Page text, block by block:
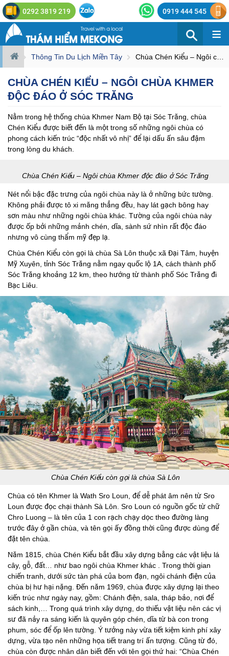
0292 3819 219 0919 444 545
≡
Thông Tin Du Lịch Miền Tây Chùa Chén Kiểu – Ngôi chùa Khmer độc đáo ở Sóc Trăng
CHÙA CHÉN KIỂU – NGÔI CHÙA KHMER
ĐỘC ĐÁO Ở SÓC TRĂNG
Nằm trong hệ thống chùa Khmer Nam Bộ tại Sóc Trăng, chùa
Chén Kiểu được biết đến là một trong số những ngôi chùa có
phong cách kiến trúc “độc nhất vô nhị” để lại dấu ấn sâu đậm
trong lòng du khách.
Chùa Chén Kiểu – Ngôi chùa Khmer độc đáo ở Sóc Trăng
Nét nổi bậc đặc trưng của ngôi chùa này là ở những bức tường.
Không phải được tô xi măng thẳng đều, hay lát gạch bông hay
sơn màu như những ngôi chùa khác. Tường của ngôi chùa này
được ốp bởi những mảnh chén, dĩa, sành sứ nhìn rất độc đáo
nhưng vô cùng thẩm mỹ đẹp lạ.
Chùa Chén Kiểu còn gọi là chùa Sà Lôn thuộc xã Đại Tâm, huyện
Mỹ Xuyên, tỉnh Sóc Trăng nằm ngay quốc lộ 1A, cách thành phố
Sóc Trăng khoảng 12 km, theo hướng từ thành phố Sóc Trăng đi
Bạc Liêu.
Chùa Chén Kiểu còn gọi là chùa Sà Lôn
Chùa có tên Khmer là Wath Sro Loun, để dễ phát âm nên từ Sro
Loun được đọc chại thành Sà Lôn. Sro Loun có nguồn gốc từ chữ
Chro Luong – là tên của 1 con rạch chạy dọc theo đường làng
trước đây ở gần chùa, và tên gọi ấy đồng thời cũng được dùng để
đặt tên chùa.
Năm 1815, chùa Chén Kiểu bắt đầu xây dựng bằng các vật liệu lá
cây, gỗ, đất… như bao ngôi chùa Khmer khác . Trong thời gian
chiến tranh, dưới sức tàn phá của bom đạn, ngôi chánh điện của
chùa bị hư hại nặng. Đến năm 1969, chùa được xây dựng lại theo
kiến trúc như ngày nay, gồm: Chánh điện, sala, tháp bảo, nơi để
sách kinh,… Trong quá trình xây dựng, do thiếu vật liệu nên các vị
sư đã nảy ra sáng kiến là quyên góp chén, dĩa từ bà con trong
phum, sóc để ốp lên tường. Ý tưởng này vừa tiết kiệm kinh phí xây
dựng, vừa tạo nên những họa tiết trang trí ấn tượng. Cũng từ đó,
chùa còn được nhân dân biết đến với tên gọi thứ hai: “Chùa Chén